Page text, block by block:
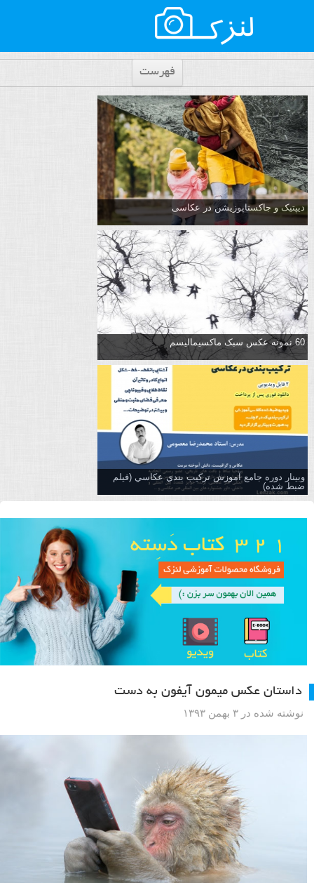
فهرست
دیپتیک و جاکستا‌پوزیشن در عکاسی
60 نمونه عکس سبک ماکسیمالیسم
وبینار دوره جامع آموزش تركيب بندي عكاسي (فیلم
ضبط شده)
داستان عکس میمون آیفون به دست
نوشته شده در ۳ بهمن ۱۳۹۳